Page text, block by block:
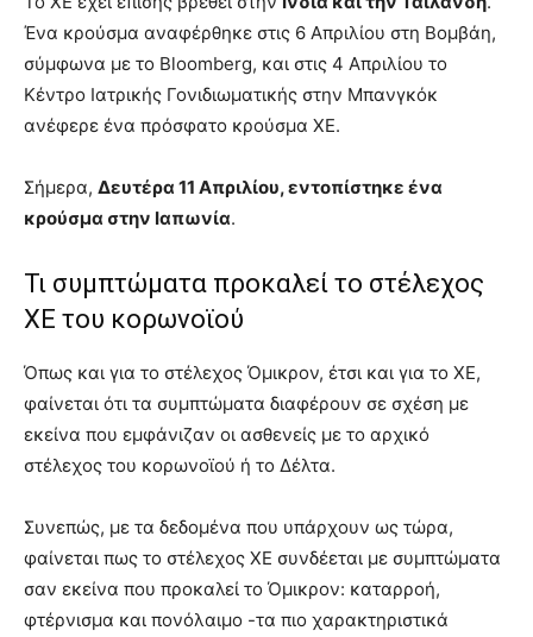
Ένα κρούσμα αναφέρθηκε στις 6 Απριλίου στη Βομβάη,
σύμφωνα με το Bloomberg, και στις 4 Απριλίου το
Κέντρο Ιατρικής Γονιδιωματικής στην Μπανγκόκ
ανέφερε ένα πρόσφατο κρούσμα XE.
Σήμερα, Δευτέρα 11 Απριλίου, εντοπίστηκε ένα
κρούσμα στην Ιαπωνία.
Τι συμπτώματα προκαλεί το στέλεχος
ΧΕ του κορωνοϊού
Όπως και για το στέλεχος Όμικρον, έτσι και για το ΧΕ,
φαίνεται ότι τα συμπτώματα διαφέρουν σε σχέση με
εκείνα που εμφάνιζαν οι ασθενείς με το αρχικό
στέλεχος του κορωνοϊού ή το Δέλτα.
Συνεπώς, με τα δεδομένα που υπάρχουν ως τώρα,
φαίνεται πως το στέλεχος ΧΕ συνδέεται με συμπτώματα
σαν εκείνα που προκαλεί το Όμικρον: καταρροή,
φτέρνισμα και πονόλαιμο -τα πιο χαρακτηριστικά